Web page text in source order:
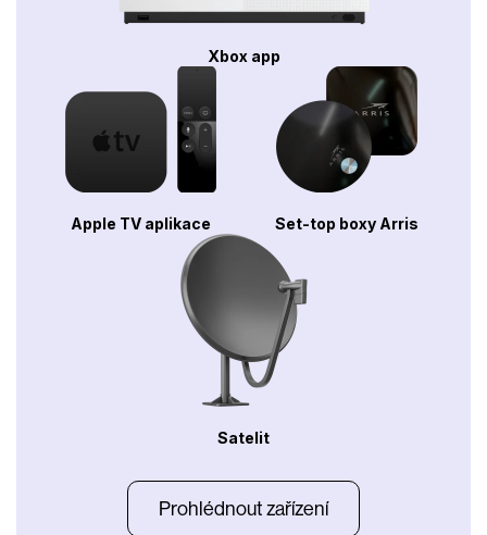
Xbox app
Apple TV aplikace Set-top boxy Arris
Satelit
Prohlédnout zařízení